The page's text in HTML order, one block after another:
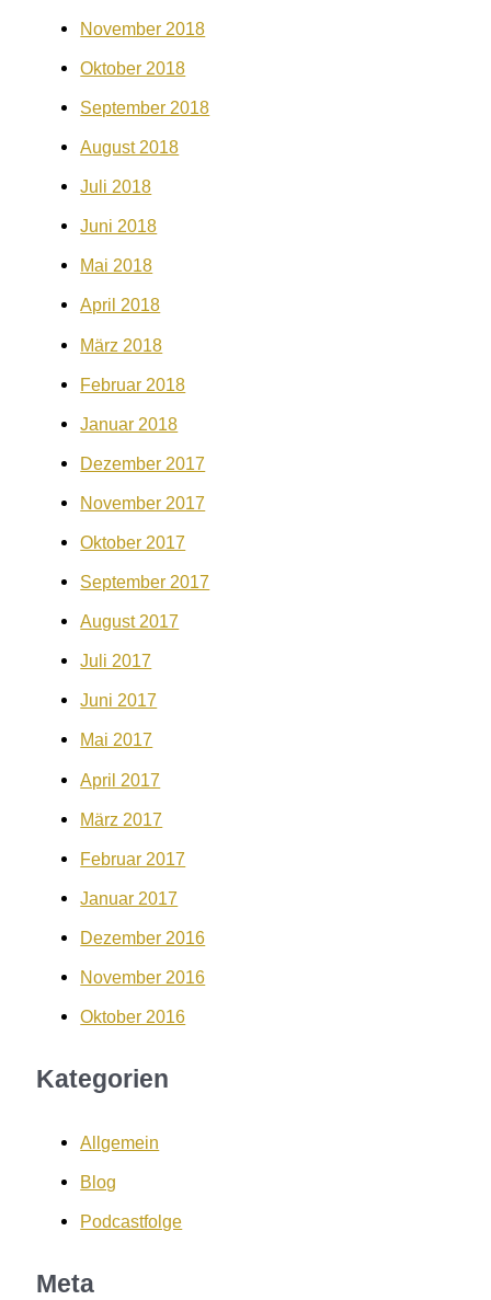
November 2018
Oktober 2018
September 2018
August 2018
Juli 2018
Juni 2018
Mai 2018
April 2018
März 2018
Februar 2018
Januar 2018
Dezember 2017
November 2017
Oktober 2017
September 2017
August 2017
Juli 2017
Juni 2017
Mai 2017
April 2017
März 2017
Februar 2017
Januar 2017
Dezember 2016
November 2016
Oktober 2016
Kategorien
Allgemein
Blog
Podcastfolge
Meta